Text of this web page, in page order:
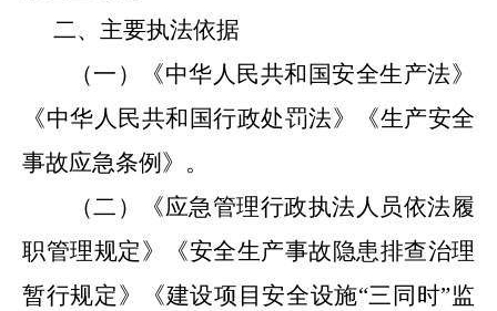
二、 主要执法依据
（一）《中华人民共和国安全生产法》
《中华人民共和国行政处罚法》《生产安全
事故应急条例》。
（二）《应急管理行政执法人员依法履
职管理规定》《安全生产事故隐患排查治理
暂行规定》《建设项目安全设施“三同时”监